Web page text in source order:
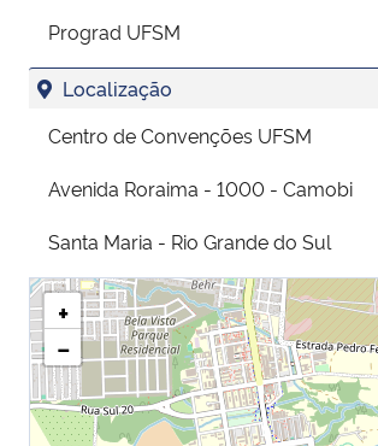
Prograd UFSM
Localização
Centro de Convenções UFSM
Avenida Roraima - 1000 - Camobi
Santa Maria - Rio Grande do Sul
+
−